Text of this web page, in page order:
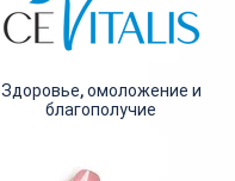
Здоровье, омоложение и
благополучие